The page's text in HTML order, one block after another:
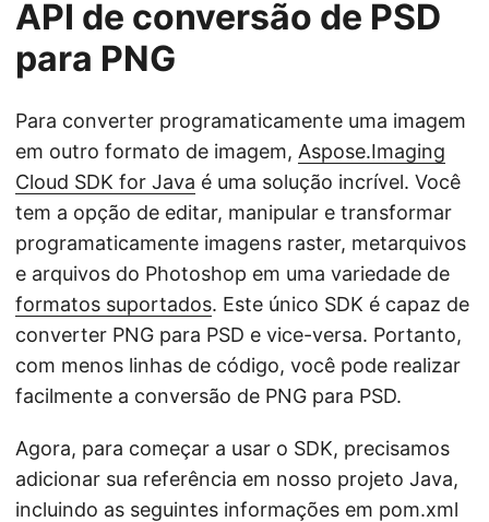
API de conversão de PSD
para PNG
Para converter programaticamente uma imagem
em outro formato de imagem, Aspose.Imaging
Cloud SDK for Java é uma solução incrível. Você
tem a opção de editar, manipular e transformar
programaticamente imagens raster, metarquivos
e arquivos do Photoshop em uma variedade de
formatos suportados. Este único SDK é capaz de
converter PNG para PSD e vice-versa. Portanto,
com menos linhas de código, você pode realizar
facilmente a conversão de PNG para PSD.
Agora, para começar a usar o SDK, precisamos
adicionar sua referência em nosso projeto Java,
incluindo as seguintes informações em pom.xml